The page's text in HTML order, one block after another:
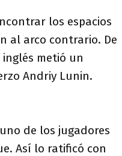
los espacios
al arco contrario. De
metió un
Andriy Lunin.
de los jugadores
Así lo ratificó con